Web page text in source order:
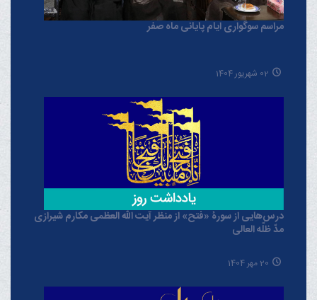
مراسم سوگواری ایام پایانی ماه صفر
02 شهریور 1404
درس‌هایی از سورۀ «فتح» از منظر آیت الله العظمی مکارم شیرازی
مدّ ظلّه العالی
20 مهر 1404